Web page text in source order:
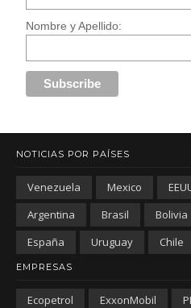
Nombre y Apellido:
NOTICIAS POR PAÍSES
Venezuela Mexico
Argentina
Brasil Bolivia
España
Uruguay Chile
EMPRESAS
Ecopetrol ExxonMobil